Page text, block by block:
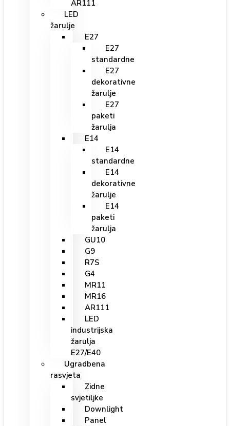
AR111
LED
žarulje
E27
E27
standardne
E27
dekorativne
žarulje
E27
paketi
žarulja
E14
E14
standardne
E14
dekorativne
žarulje
E14
paketi
žarulja
GU10
G9
R7S
G4
MR11
MR16
AR111
LED
industrijska
žarulja
E27/E40
Ugradbena
rasvjeta
Zidne
svjetiljke
Downlight
Panel